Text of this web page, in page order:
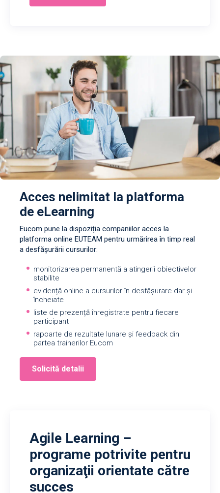
Acces nelimitat la platforma
de eLearning
Eucom pune la dispoziția companiilor acces la
platforma online EUTEAM pentru urmărirea în timp real
a desfășurării cursurilor:
monitorizarea permanentă a atingerii obiectivelor
stabilite
evidență online a cursurilor în desfăşurare dar şi
încheiate
liste de prezență înregistrate pentru fiecare
participant
rapoarte de rezultate lunare și feedback din
partea trainerilor Eucom
Solicită detalii
Agile Learning –
programe potrivite pentru
organizaţii orientate către
succes